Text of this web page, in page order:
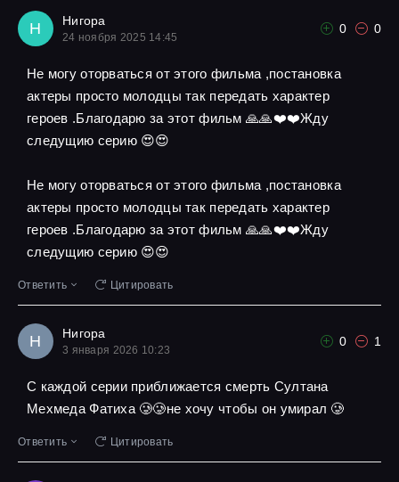
Н Нигора
24 ноября 2025 14:45
0 0
Не могу оторваться от этого фильма ,постановка
актеры просто молодцы так передать характер
героев .Благодарю за этот фильм 🙏🙏❤️❤️Жду
следущию серию 😍😍
Не могу оторваться от этого фильма ,постановка
актеры просто молодцы так передать характер
героев .Благодарю за этот фильм 🙏🙏❤️❤️Жду
следущию серию 😍😍
Ответить Цитировать
Н Нигора
3 января 2026 10:23
0 1
С каждой серии приближается смерть Султана
Мехмеда Фатиха 🥲🥲не хочу чтобы он умирал 🥲
Ответить Цитировать